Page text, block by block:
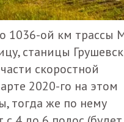
1036-ой км трассы
станицы
скоростной
2020-го на этом
тогда же по нему